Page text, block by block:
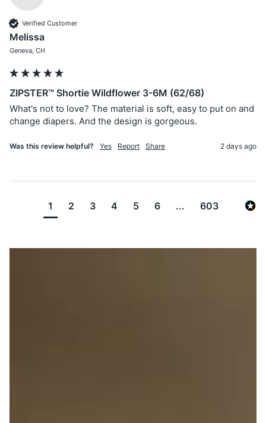
Verified Customer
Melissa
Geneva, CH
ZIPSTER™ Shortie Wildflower 3-6M (62/68)
What's not to love? The material is soft, easy to put on and
change diapers. And the design is gorgeous.
Was this review helpful? Yes Report Share 2 days ago
1 2 3 4 5 6 ... 603